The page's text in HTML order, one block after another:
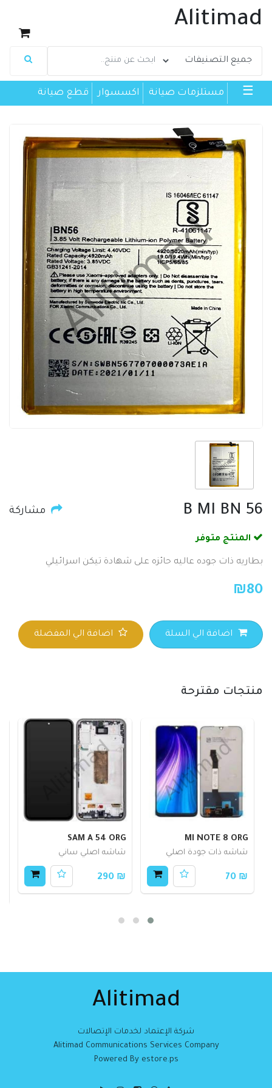
Alitimad
☰ مستلزمات صيانة اكسسوار قطع صيانة
B MI BN 56 مشاركة
المنتج متوفر
بطاريه ذات جوده عاليه حائزه على شهادة تيكن اسرائيلي
₪80
اضافة الي السلة اضافة الي المفضلة
منتجات مقترحة
MI NOTE 8 ORG
شاشه ذات جودة اصلي
₪ 70
SAM A 54 ORG
شاشه اصلي ساني
₪ 290
Alitimad
شركة الإعتماد لخدمات الإتصالات
Alitimad Communications Services Company
Powered By estore.ps